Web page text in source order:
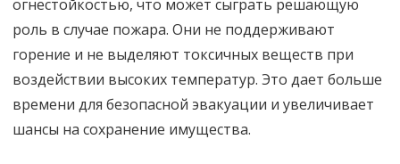
огнестойкостью, что может сыграть решающую
роль в случае пожара. Они не поддерживают
горение и не выделяют токсичных веществ при
воздействии высоких температур. Это дает больше
времени для безопасной эвакуации и увеличивает
шансы на сохранение имущества.